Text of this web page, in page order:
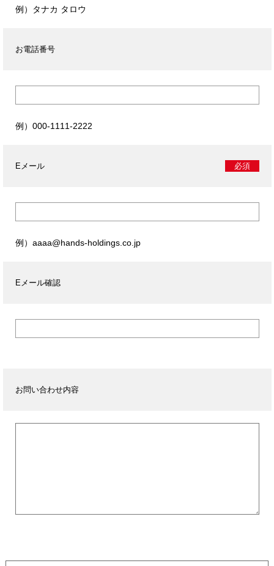
例）タナカ タロウ
お電話番号
例）000-1111-2222
Eメール 必須
例）aaaa@hands-holdings.co.jp
Eメール確認
お問い合わせ内容